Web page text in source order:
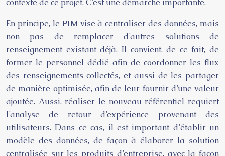
contexte de ce projet. C’est une démarche importante.
En principe, le PIM vise à centraliser des données, mais
non pas de remplacer d’autres solutions de
renseignement existant déjà. Il convient, de ce fait, de
former le personnel dédié afin de coordonner les flux
des renseignements collectés, et aussi de les partager
de manière optimisée, afin de leur fournir d’une valeur
ajoutée. Aussi, réaliser le nouveau référentiel requiert
l’analyse de retour d’expérience provenant des
utilisateurs. Dans ce cas, il est important d’établir un
modèle des données, de façon à élaborer la solution
centralisée sur les produits d’entreprise, avec la façon